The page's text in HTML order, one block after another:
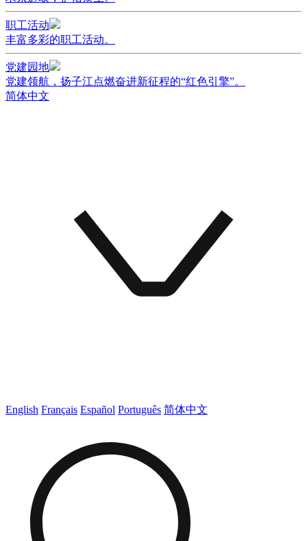
职工活动
丰富多彩的职工活动。
党建园地
党建领航，扬子江点燃奋进新征程的“红色引擎”。
简体中文
English Français Español Português 简体中文